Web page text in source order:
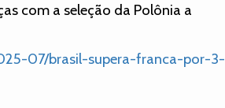
com a seleção da Polônia a
07/brasil-supera-franca-por-3-